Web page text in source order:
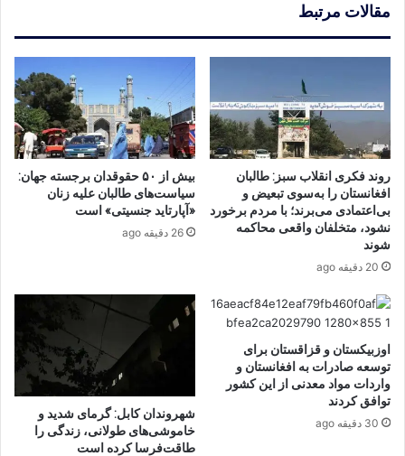
مقالات مرتبط
روند فکری انقلاب سبز: طالبان
افغانستان را به‌سوی تبعیض و
بی‌اعتمادی می‌برند؛ با مردم برخورد
نشود، متخلفان واقعی محاکمه
شوند
20 دقیقه ago
بیش از ۵۰ حقوقدان برجسته جهان:
سیاست‌های طالبان علیه زنان
«آپارتاید جنسیتی» است
26 دقیقه ago
اوزبیکستان و قزاقستان برای
توسعه صادرات به افغانستان و
واردات مواد معدنی از این کشور
توافق کردند
30 دقیقه ago
شهروندان کابل: گرمای شدید و
خاموشی‌های طولانی، زندگی را
طاقت‌فرسا کرده است